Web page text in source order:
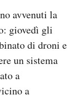
avvenuti la
giovedì gli
di droni e
un sistema
a
a